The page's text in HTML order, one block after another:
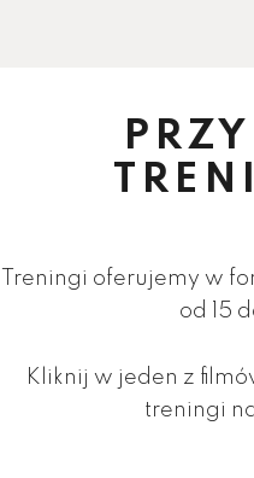
Treningi oferujemy w
od 15
Kliknij w jeden z
treningi